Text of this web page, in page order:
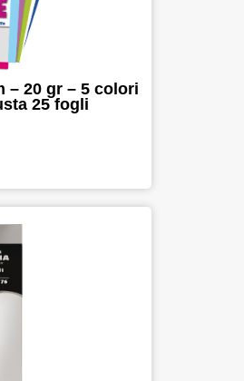
– 20 gr – 5 colori
25 fogli